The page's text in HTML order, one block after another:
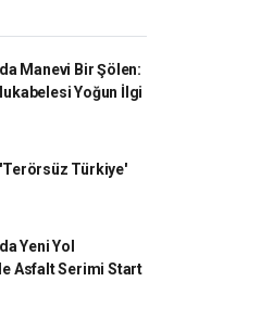
Manevi Bir Şölen:
Yoğun İlgi
'Terörsüz Türkiye'
Yeni Yol
Asfalt Serimi Start